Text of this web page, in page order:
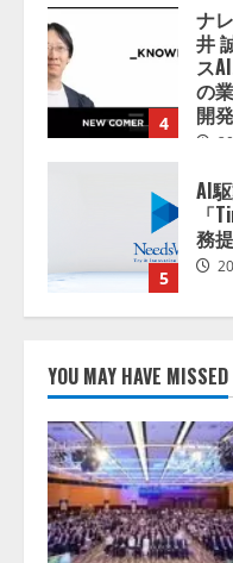
4
ナ
井
ス
の
開
5
AI
「
務
ォ
ス
し
拡充
YOU MAY HAVE MISSED